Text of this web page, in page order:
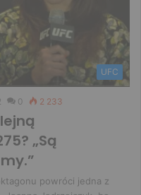
UFC
0 2 233
„Są
powróci jedna z